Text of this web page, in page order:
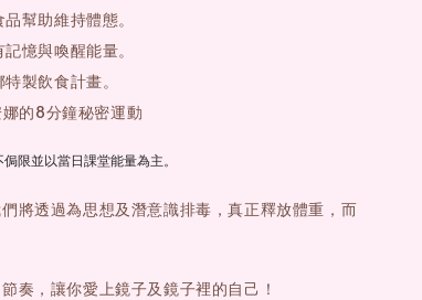
幫助維持體態。
憶與喚醒能量。
製飲食計畫。
的8分鐘秘密運動
限並以當日課堂能量為主。
將透過為思想及潛意識排毒，真正釋放體重，而
奏，讓你愛上鏡子及鏡子裡的自己！